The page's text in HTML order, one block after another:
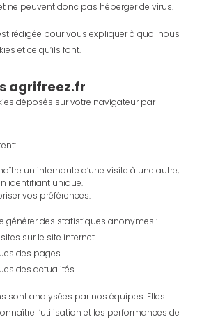
ne peuvent donc pas héberger de virus.
rédigée pour vous expliquer à quoi nous
et ce qu’ils font.
agrifreez.fr
déposés sur votre navigateur par
un internaute d’une visite à une autre,
identifiant unique.
vos préférences.
générer des statistiques anonymes :
sur le site internet
des pages
des actualités
sont analysées par nos équipes. Elles
l’utilisation et les performances de